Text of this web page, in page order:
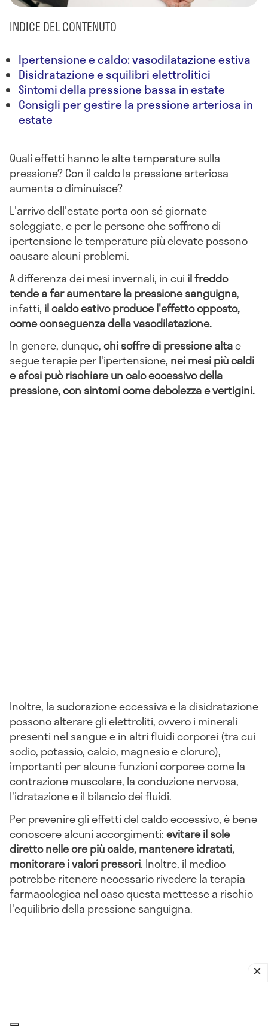
INDICE DEL CONTENUTO
Ipertensione e caldo: vasodilatazione estiva
Disidratazione e squilibri elettrolitici
Sintomi della pressione bassa in estate
Consigli per gestire la pressione arteriosa in
estate
Quali effetti hanno le alte temperature sulla
pressione? Con il caldo la pressione arteriosa
aumenta o diminuisce?
L'arrivo dell'estate porta con sé giornate
soleggiate, e per le persone che soffrono di
ipertensione le temperature più elevate possono
causare alcuni problemi.
A differenza dei mesi invernali, in cui il freddo
tende a far aumentare la pressione sanguigna,
infatti, il caldo estivo produce l'effetto opposto,
come conseguenza della vasodilatazione.
In genere, dunque,chi soffre di pressione altae
segue terapie per l'ipertensione, nei mesi più caldi
e afosi può rischiare un calo eccessivo della
pressione, con sintomi come debolezza e vertigini.
Inoltre, la sudorazione eccessiva e la disidratazione
possono alterare gli elettroliti, ovvero i minerali
presenti nel sangue e in altri fluidi corporei (tra cui
sodio, potassio, calcio, magnesio e cloruro),
importanti per alcune funzioni corporee come la
contrazione muscolare, la conduzione nervosa,
l'idratazione e il bilancio dei fluidi.
Per prevenire gli effetti del caldo eccessivo, è bene
conoscere alcuni accorgimenti:evitare il sole
diretto nelle ore più calde, mantenere idratati,
monitorare i valori pressori. Inoltre, il medico
potrebbe ritenere necessario rivedere la terapia
farmacologica nel caso questa mettesse a rischio
l'equilibrio della pressione sanguigna.